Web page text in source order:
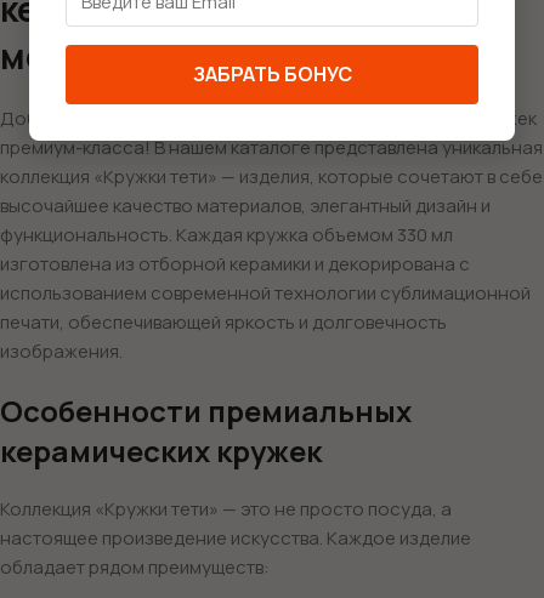
моментов
Добро пожаловать в мир эксклюзивных керамических кружек
премиум-класса! В нашем каталоге представлена уникальная
коллекция «Кружки тети» — изделия, которые сочетают в себе
высочайшее качество материалов, элегантный дизайн и
функциональность. Каждая кружка объемом 330 мл
изготовлена из отборной керамики и декорирована с
использованием современной технологии сублимационной
печати, обеспечивающей яркость и долговечность
изображения.
Особенности премиальных
керамических кружек
Коллекция «Кружки тети» — это не просто посуда, а
настоящее произведение искусства. Каждое изделие
обладает рядом преимуществ:
ЗАБРАТЬ БОНУС